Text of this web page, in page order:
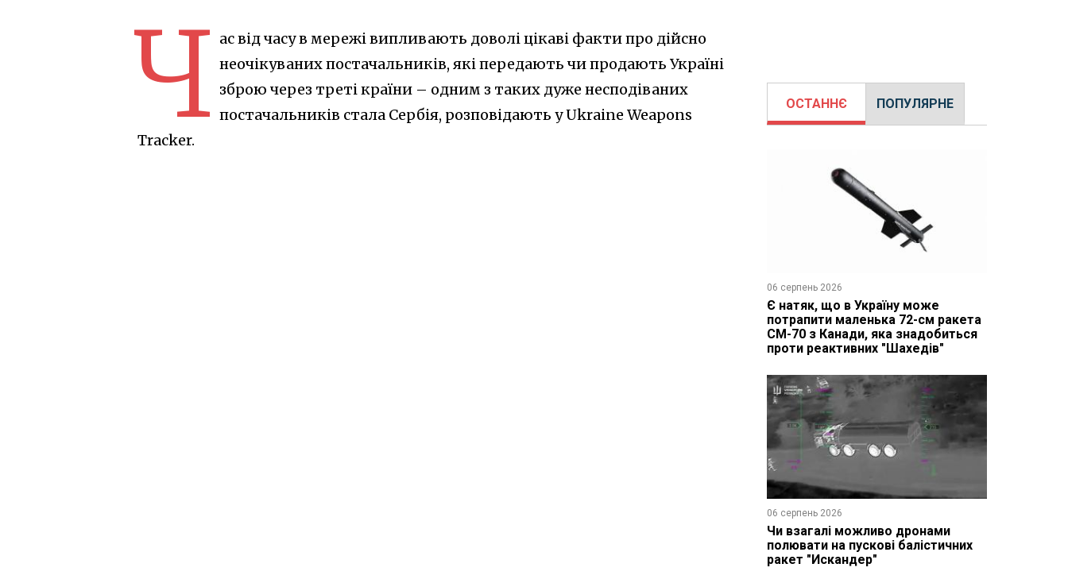
Ч ас від часу в мережі випливають доволі цікаві факти про дійсно
неочікуваних постачальників, які передають чи продають Україні
зброю через треті країни – одним з таких дуже несподіваних
постачальників стала Сербія, розповідають у Ukraine Weapons
Tracker.
ОСТАННЄ ПОПУЛЯРНЕ
06 серпень 2026
Є натяк, що в Україну може
потрапити маленька 72-см ракета
CM-70 з Канади, яка знадобиться
проти реактивних "Шахедів"
06 серпень 2026
Чи взагалі можливо дронами
полювати на пускові балістичних
ракет "Искандер"